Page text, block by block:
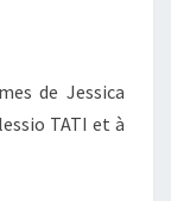
de Jessica
TATI et à